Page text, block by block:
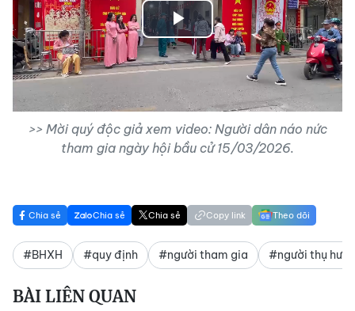
Play
Video
>> Mời quý độc giả xem video: Người dân náo nức
tham gia ngày hội bầu cử 15/03/2026.
Chia sẻ Chia sẻ Chia sẻ Copy link Theo dõi
#BHXH #quy định #người tham gia #người thụ
BÀI LIÊN QUAN